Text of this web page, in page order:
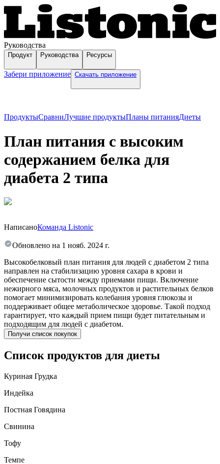
Руководства
Продукт Руководства Ресурсы
Забери приложение Скачать приложение
ПродуктыСравниЛучшие продуктыПланы питанияДиеты
План питания с высоким
содержанием белка для
диабета 2 типа
НаписаноКоманда Listonic
Обновлено на 1 нояб. 2024 г.
Высокобелковый план питания для людей с диабетом 2 типа
направлен на стабилизацию уровня сахара в крови и
обеспечение сытости между приемами пищи. Включение
нежирного мяса, молочных продуктов и растительных белков
помогает минимизировать колебания уровня глюкозы и
поддерживает общее метаболическое здоровье. Такой подход
гарантирует, что каждый прием пищи будет питательным и
подходящим для людей с диабетом.
Получи список покупок
Список продуктов для диеты
Куриная Грудка
Индейка
Постная Говядина
Свинина
Тофу
Темпе